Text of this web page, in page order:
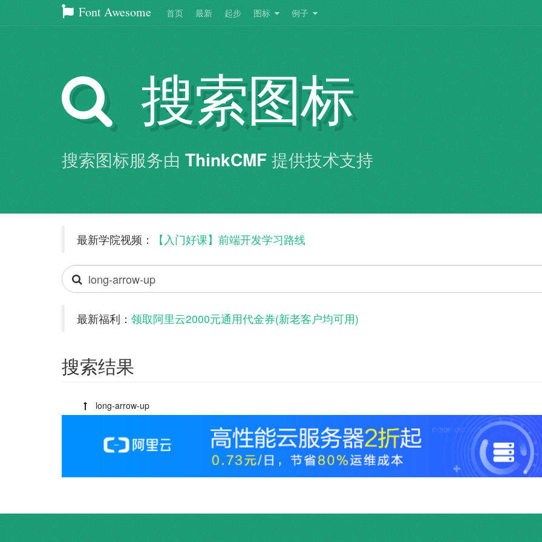
Font Awesome 首页 最新 起步 图标
Toggle
dropdown
例子
Toggle
dropdown
搜索图标
搜索图标服务由 ThinkCMF 提供技术支持
最新学院视频： 【入门好课】前端开发学习路线
Search
icons
最新福利： 领取阿里云2000元通用代金券(新老客户均可用)
搜索结果
Example of
long-arrow-up